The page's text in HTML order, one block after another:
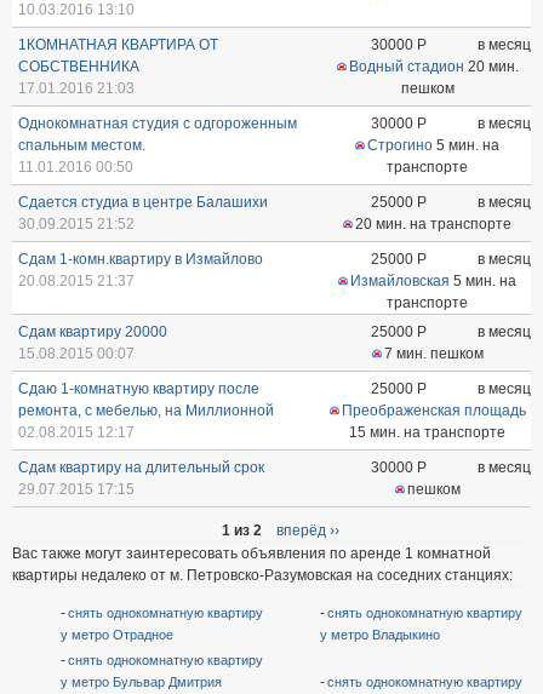
10.03.2016 13:10
1КОМНАТНАЯ КВАРТИРА ОТ
СОБСТВЕННИКА
17.01.2016 21:03
30000 Р
в месяц
Водный стадион 20 мин.
пешком
Однокомнатная студия с одгороженным
спальным местом.
11.01.2016 00:50
30000 Р
в месяц
Строгино 5 мин. на
транспорте
Сдается студиа в центре Балашихи
30.09.2015 21:52
25000 Р
в месяц
20 мин. на транспорте
Сдам 1-комн.квартиру в Измайлово
20.08.2015 21:37
25000 Р
в месяц
Измайловская 5 мин. на
транспорте
Сдам квартиру 20000
15.08.2015 00:07
25000 Р
в месяц
7 мин. пешком
Сдаю 1-комнатную квартиру после
ремонта, с мебелью, на Миллионной
02.08.2015 12:17
25000 Р
в месяц
Преображенская площадь
15 мин. на транспорте
Сдам квартиру на длительный срок
29.07.2015 17:15
30000 Р
в месяц
пешком
1 из 2
вперёд ››
Вас также могут заинтересовать объявления по аренде 1 комнатной
квартиры недалеко от м. Петровско-Разумовская на соседних станциях:
снять однокомнатную квартиру
у метро Отрадное
снять однокомнатную квартиру
у метро Владыкино
снять однокомнатную квартиру
у метро Бульвар Дмитрия
снять однокомнатную квартиру